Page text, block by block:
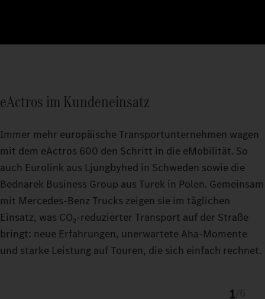
eActros im Kundeneinsatz
Immer mehr europäische Transportunternehmen wagen
mit dem eActros 600 den Schritt in die eMobilität. So
auch Eurolink aus Ljungbyhed in Schweden sowie die
Bednarek Business Group aus Turek in Polen. Gemeinsam
mit Mercedes‑Benz Trucks zeigen sie im täglichen
Einsatz, was CO₂‑reduzierter Transport auf der Straße
bringt: neue Erfahrungen, unerwartete Aha‑Momente
und starke Leistung auf Touren, die sich einfach rechnet.
1